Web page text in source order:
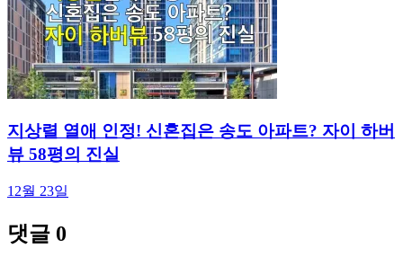
지상렬 열애 인정! 신혼집은 송도 아파트? 자이 하버
뷰 58평의 진실
12월 23일
댓글 0